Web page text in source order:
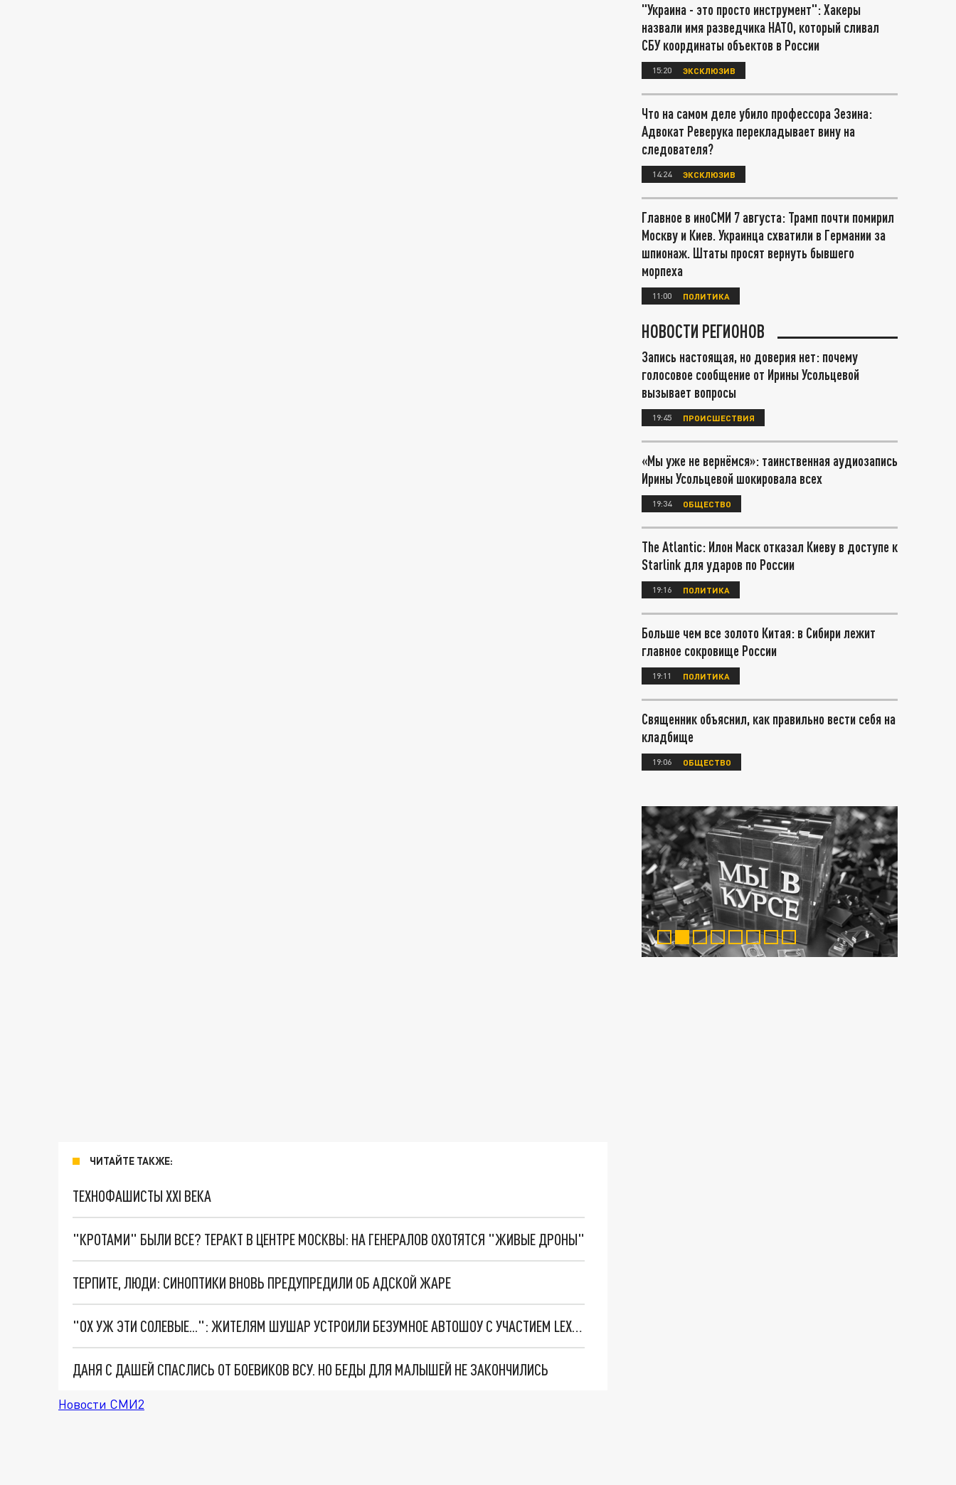
ЧИТАЙТЕ ТАКЖЕ:
ТЕХНОФАШИСТЫ XXI ВЕКА
"КРОТАМИ" БЫЛИ ВСЕ? ТЕРАКТ В ЦЕНТРЕ МОСКВЫ: НА ГЕНЕРАЛОВ ОХОТЯТСЯ "ЖИВЫЕ ДРОНЫ"
ТЕРПИТЕ, ЛЮДИ: СИНОПТИКИ ВНОВЬ ПРЕДУПРЕДИЛИ ОБ АДСКОЙ ЖАРЕ
"ОХ УЖ ЭТИ СОЛЕВЫЕ...": ЖИТЕЛЯМ ШУШАР УСТРОИЛИ БЕЗУМНОЕ АВТОШОУ С УЧАСТИЕМ LEXUS И ДЕСЯТИ НАРЯДОВ
ДАНЯ С ДАШЕЙ СПАСЛИСЬ ОТ БОЕВИКОВ ВСУ. НО БЕДЫ ДЛЯ МАЛЫШЕЙ НЕ ЗАКОНЧИЛИСЬ
Новости СМИ2
"Украина - это просто инструмент": Хакеры
назвали имя разведчика НАТО, который сливал
СБУ координаты объектов в России
15:20 ЭКСКЛЮЗИВ
Что на самом деле убило профессора Зезина:
Адвокат Реверука перекладывает вину на
следователя?
14:24 ЭКСКЛЮЗИВ
Главное в иноСМИ 7 августа: Трамп почти помирил
Москву и Киев. Украинца схватили в Германии за
шпионаж. Штаты просят вернуть бывшего
морпеха
11:00 ПОЛИТИКА
НОВОСТИ РЕГИОНОВ
Запись настоящая, но доверия нет: почему
голосовое сообщение от Ирины Усольцевой
вызывает вопросы
19:45 ПРОИСШЕСТВИЯ
«Мы уже не вернёмся»: таинственная аудиозапись
Ирины Усольцевой шокировала всех
19:34 ОБЩЕСТВО
The Atlantic: Илон Маск отказал Киеву в доступе к
Starlink для ударов по России
19:16 ПОЛИТИКА
Больше чем все золото Китая: в Сибири лежит
главное сокровище России
19:11 ПОЛИТИКА
Священник объяснил, как правильно вести себя на
кладбище
19:06 ОБЩЕСТВО